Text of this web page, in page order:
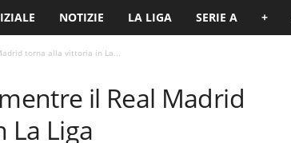
NOTIZIE LA LIGA SERIE A +
torna alla vittoria in La...
il Real Madrid
La Liga